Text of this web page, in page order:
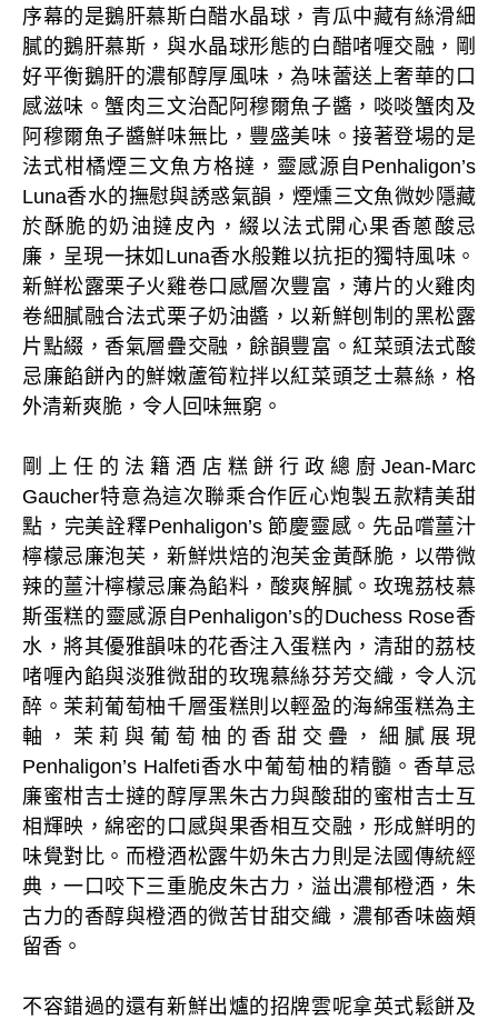
序幕的是鵝肝慕斯白醋水晶球，青瓜中藏有絲滑細
膩的鵝肝慕斯，與水晶球形態的白醋啫喱交融，剛
好平衡鵝肝的濃郁醇厚風味，為味蕾送上奢華的口
感滋味。蟹肉三文治配阿穆爾魚子醬，啖啖蟹肉及
阿穆爾魚子醬鮮味無比，豐盛美味。接著登場的是
法式柑橘煙三文魚方格撻，靈感源自Penhaligon’s
Luna香水的撫慰與誘惑氣韻，煙燻三文魚微妙隱藏
於酥脆的奶油撻皮內，綴以法式開心果香蔥酸忌
廉，呈現一抹如Luna香水般難以抗拒的獨特風味。
新鮮松露栗子火雞卷口感層次豐富，薄片的火雞肉
卷細膩融合法式栗子奶油醬，以新鮮刨制的黑松露
片點綴，香氣層疊交融，餘韻豐富。紅菜頭法式酸
忌廉餡餅內的鮮嫩蘆筍粒拌以紅菜頭芝士慕絲，格
外清新爽脆，令人回味無窮。
剛上任的法籍酒店糕餅行政總廚Jean-Marc
Gaucher特意為這次聯乘合作匠心炮製五款精美甜
點，完美詮釋Penhaligon’s 節慶靈感。先品嚐薑汁
檸檬忌廉泡芙，新鮮烘焙的泡芙金黃酥脆，以帶微
辣的薑汁檸檬忌廉為餡料，酸爽解膩。玫瑰荔枝慕
斯蛋糕的靈感源自Penhaligon’s的Duchess Rose香
水，將其優雅韻味的花香注入蛋糕內，清甜的荔枝
啫喱內餡與淡雅微甜的玫瑰慕絲芬芳交織，令人沉
醉。茉莉葡萄柚千層蛋糕則以輕盈的海綿蛋糕為主
軸，茉莉與葡萄柚的香甜交疊，細膩展現
Penhaligon’s Halfeti香水中葡萄柚的精髓。香草忌
廉蜜柑吉士撻的醇厚黑朱古力與酸甜的蜜柑吉士互
相輝映，綿密的口感與果香相互交融，形成鮮明的
味覺對比。而橙酒松露牛奶朱古力則是法國傳統經
典，一口咬下三重脆皮朱古力，溢出濃郁橙酒，朱
古力的香醇與橙酒的微苦甘甜交織，濃郁香味齒頰
留香。
不容錯過的還有新鮮出爐的招牌雲呢拿英式鬆餅及